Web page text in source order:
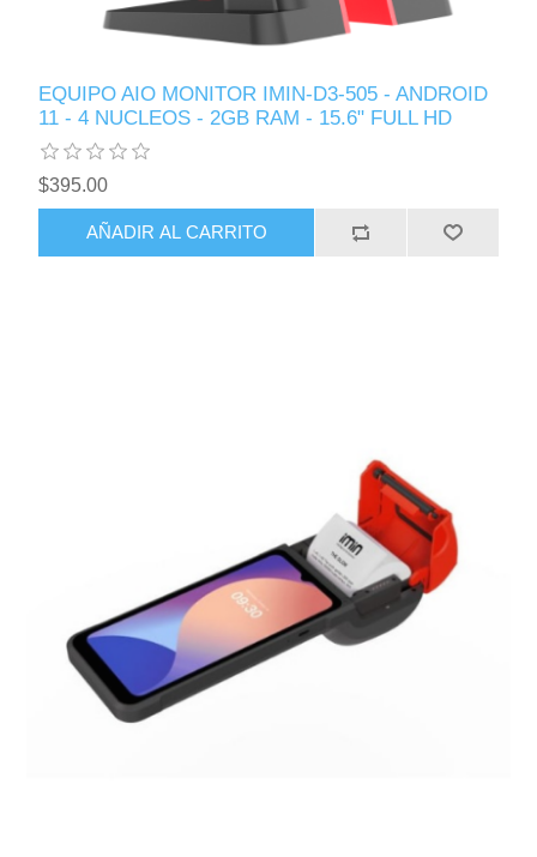
EQUIPO AIO MONITOR IMIN-D3-505 - ANDROID
11 - 4 NUCLEOS - 2GB RAM - 15.6" FULL HD
$395.00
AÑADIR AL CARRITO